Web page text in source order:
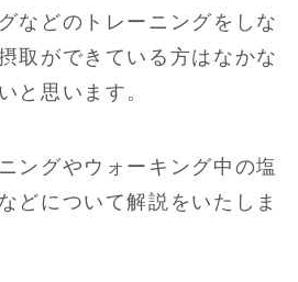
などのトレーニングをしな
取ができている方はなかな
と思います。
ングやウォーキング中の塩
どについて解説をいたしま